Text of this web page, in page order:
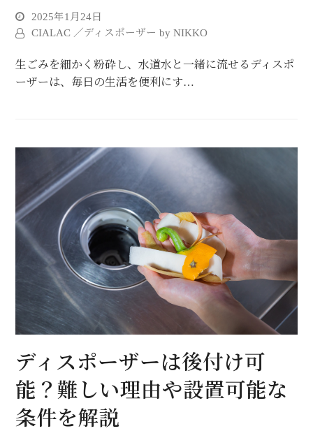
2025年1月24日
CIALAC ／ディスポーザー by NIKKO
生ごみを細かく粉砕し、水道水と一緒に流せるディスポ
ーザーは、毎日の生活を便利にす…
ディスポーザーは後付け可
能？難しい理由や設置可能な
条件を解説